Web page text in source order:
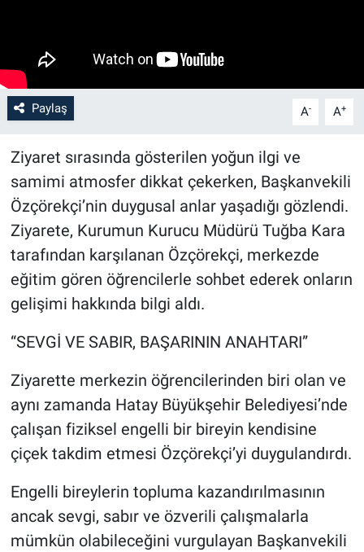
Paylaş A- A+
Ziyaret sırasında gösterilen yoğun ilgi ve
samimi atmosfer dikkat çekerken, Başkanvekili
Özçörekçi’nin duygusal anlar yaşadığı gözlendi.
Ziyarete, Kurumun Kurucu Müdürü Tuğba Kara
tarafından karşılanan Özçörekçi, merkezde
eğitim gören öğrencilerle sohbet ederek onların
gelişimi hakkında bilgi aldı.
“SEVGİ VE SABIR, BAŞARININ ANAHTARI”
Ziyarette merkezin öğrencilerinden biri olan ve
aynı zamanda Hatay Büyükşehir Belediyesi’nde
çalışan fiziksel engelli bir bireyin kendisine
çiçek takdim etmesi Özçörekçi’yi duygulandırdı.
Engelli bireylerin topluma kazandırılmasının
ancak sevgi, sabır ve özverili çalışmalarla
mümkün olabileceğini vurgulayan Başkanvekili